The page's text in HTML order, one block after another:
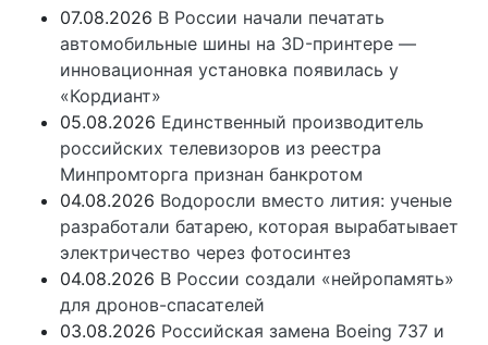
07.08.2026 В России начали печатать
автомобильные шины на 3D-принтере —
инновационная установка появилась у
«Кордиант»
05.08.2026 Единственный производитель
российских телевизоров из реестра
Минпромторга признан банкротом
04.08.2026 Водоросли вместо лития: ученые
разработали батарею, которая вырабатывает
электричество через фотосинтез
04.08.2026 В России создали «нейропамять»
для дронов-спасателей
03.08.2026 Российская замена Boeing 737 и